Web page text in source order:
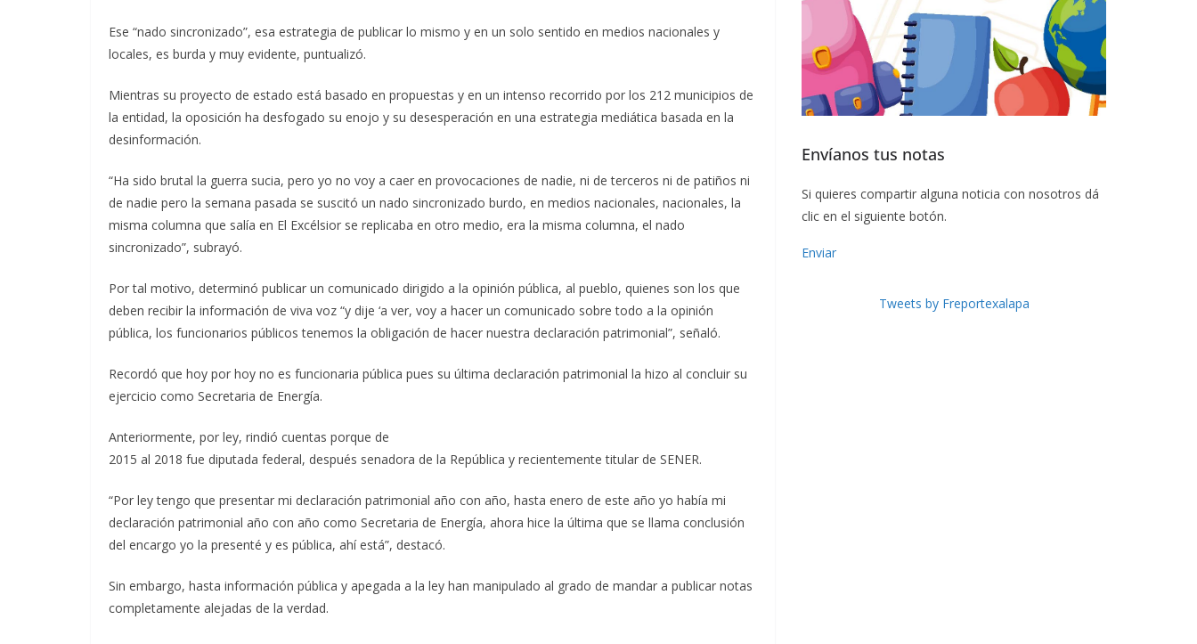
Ese “nado sincronizado”, esa estrategia de publicar lo mismo y en un solo sentido en medios nacionales y
locales, es burda y muy evidente, puntualizó.
Mientras su proyecto de estado está basado en propuestas y en un intenso recorrido por los 212 municipios de
la entidad, la oposición ha desfogado su enojo y su desesperación en una estrategia mediática basada en la
desinformación.
“Ha sido brutal la guerra sucia, pero yo no voy a caer en provocaciones de nadie, ni de terceros ni de patiños ni
de nadie pero la semana pasada se suscitó un nado sincronizado burdo, en medios nacionales, nacionales, la
misma columna que salía en El Excélsior se replicaba en otro medio, era la misma columna, el nado
sincronizado”, subrayó.
Por tal motivo, determinó publicar un comunicado dirigido a la opinión pública, al pueblo, quienes son los que
deben recibir la información de viva voz “y dije ‘a ver, voy a hacer un comunicado sobre todo a la opinión
pública, los funcionarios públicos tenemos la obligación de hacer nuestra declaración patrimonial”, señaló.
Recordó que hoy por hoy no es funcionaria pública pues su última declaración patrimonial la hizo al concluir su
ejercicio como Secretaria de Energía.
Anteriormente, por ley, rindió cuentas porque de
2015 al 2018 fue diputada federal, después senadora de la República y recientemente titular de SENER.
“Por ley tengo que presentar mi declaración patrimonial año con año, hasta enero de este año yo había mi
declaración patrimonial año con año como Secretaria de Energía, ahora hice la última que se llama conclusión
del encargo yo la presenté y es pública, ahí está”, destacó.
Sin embargo, hasta información pública y apegada a la ley han manipulado al grado de mandar a publicar notas
completamente alejadas de la verdad.
Envíanos tus notas
Si quieres compartir alguna noticia con nosotros dá
clic en el siguiente botón.
Enviar
Tweets by Freportexalapa